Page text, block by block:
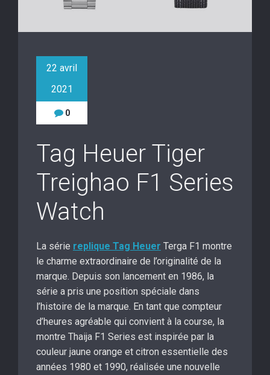
22 avril
2021
0
Tag Heuer Tiger
Treighao F1 Series
Watch
La série replique Tag Heuer Terga F1 montre
le charme extraordinaire de l’originalité de la
marque. Depuis son lancement en 1986, la
série a pris une position spéciale dans
l’histoire de la marque. En tant que compteur
d’heures agréable qui convient à la course, la
montre Thaija F1 Series est inspirée par la
couleur jaune orange et citron essentielle des
années 1980 et 1990, réalisée une nouvelle